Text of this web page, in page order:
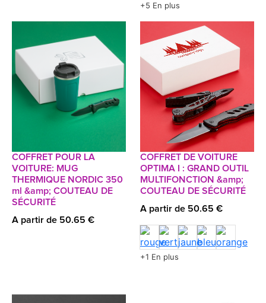
+5 En plus
COFFRET POUR LA
VOITURE: MUG
THERMIQUE NORDIC 350
ml &amp; COUTEAU DE
SÉCURITÉ
A partir de 50.65 €
COFFRET DE VOITURE
OPTIMA I : GRAND OUTIL
MULTIFONCTION &amp;
COUTEAU DE SÉCURITÉ
A partir de 50.65 €
+1 En plus